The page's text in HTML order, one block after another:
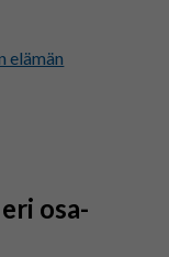
elämän
osa-